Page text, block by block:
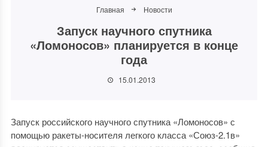
Главная Новости
Запуск научного спутника
«Ломоносов» планируется в конце
года
15.01.2013
Запуск российского научного спутника «Ломоносов» с
помощью ракеты-носителя легкого класса «Союз-2.1в»